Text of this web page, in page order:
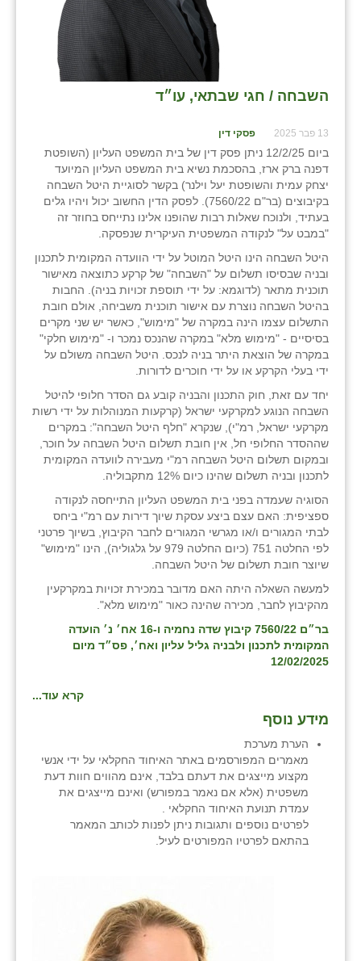
השבחה / חגי שבתאי, עו״ד
13 פבר 2025 פסקי דין
ביום 12/2/25 ניתן פסק דין של בית המשפט העליון (השופטת
דפנה ברק ארז, בהסכמת נשיא בית המשפט העליון המיועד
יצחק עמית והשופטת יעל וילנר) בקשר לסוגיית היטל השבחה
בקיבוצים (בר"ם 7560/22). לפסק הדין החשוב יכול ויהיו גלים
בעתיד, ולנוכח שאלות רבות שהופנו אלינו נתייחס בחוזר זה
"במבט על" לנקודה המשפטית העיקרית שנפסקה.
היטל השבחה הינו היטל המוטל על ידי הוועדה המקומית לתכנון
ובניה שבסיסו תשלום על "השבחה" של קרקע כתוצאה מאישור
תוכנית מתאר (לדוגמא: על ידי תוספת זכויות בניה). החבות
בהיטל השבחה נוצרת עם אישור תוכנית משביחה, אולם חובת
התשלום עצמו הינה במקרה של "מימוש", כאשר יש שני מקרים
בסיסיים - "מימוש מלא" במקרה שהנכס נמכר ו- "מימוש חלקי"
במקרה של הוצאת היתר בניה לנכס. היטל השבחה משולם על
ידי בעלי הקרקע או על ידי חוכרים לדורות.
יחד עם זאת, חוק התכנון והבניה קובע גם הסדר חלופי להיטל
השבחה הנוגע למקרקעי ישראל (קרקעות המנוהלות על ידי רשות
מקרקעי ישראל, רמ"י), שנקרא "חלף היטל השבחה": במקרים
שההסדר החלופי חל, אין חובת תשלום היטל השבחה על חוכר,
ובמקום תשלום היטל השבחה רמ"י מעבירה לוועדה המקומית
לתכנון ובניה תשלום שהינו כיום 12% מתקבוליה.
הסוגיה שעמדה בפני בית המשפט העליון התייחסה לנקודה
ספציפית: האם עצם ביצע עסקת שיוך דירות עם רמ"י ביחס
לבתי המגורים ו/או מגרשי המגורים לחבר הקיבוץ, בשיוך פרטני
לפי החלטה 751 (כיום החלטה 979 על גלגוליה), הינו "מימוש"
שיוצר חובת תשלום של היטל השבחה.
למעשה השאלה היתה האם מדובר במכירת זכויות במקרקעין
מהקיבוץ לחבר, מכירה שהינה כאור "מימוש מלא".
בר״ם 7560/22 קיבוץ שדה נחמיה ו-16 אח׳ נ׳ הועדה
המקומית לתכנון ולבניה גליל עליון ואח׳, פס״ד מיום
12/02/2025
קרא עוד...
מידע נוסף
הערת מערכת
מאמרים המפורסמים באתר האיחוד החקלאי על ידי אנשי
מקצוע מייצגים את דעתם בלבד, אינם מהווים חוות דעת
משפטית (אלא אם נאמר במפורש) ואינם מייצגים את
עמדת תנועת האיחוד החקלאי .
לפרטים נוספים ותגובות ניתן לפנות לכותב המאמר
בהתאם לפרטיו המפורטים לעיל.
מנחמיה
נאות הכיכר
נווה אטי״ב
נהריה (אג״ש)
ניר צבי
עין חצבה
עין תמר
עמרים
קורנית
קלחים
רועי
רימונים
רמות השבים
רמת הדר
שבי ציון
שדה ורבורג
שדמה
תלמי יוסף
בוסתן הגליל